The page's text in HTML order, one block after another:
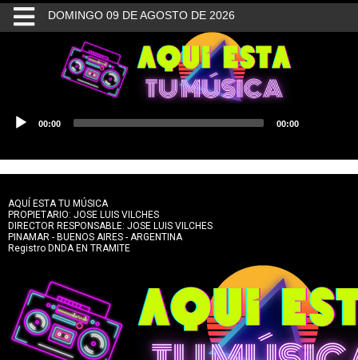
DOMINGO 09 DE AGOSTO DE 2026
de
00:00 00:00
AQUÍ ESTA TU MÚSICA
PROPIETARIO: JOSE LUIS VILCHES
DIRECTOR RESPONSABLE: JOSE LUIS VILCHES
PINAMAR - BUENOS AIRES - ARGENTINA
Registro DNDA EN TRAMITE
INICIO